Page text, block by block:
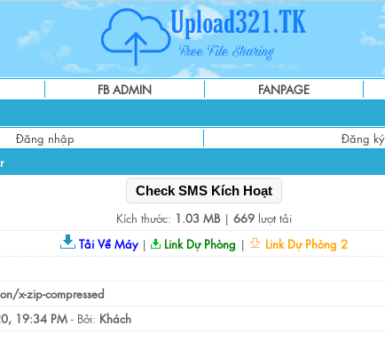
FB ADMIN FANPAGE
Đăng nhập
Đăng ký
Check SMS Kích Hoạt
Kích thước: 1.03 MB| 669 lượt tải
Tải Về Máy| Link Dự Phòng |
Link Dự Phòng 2
x-zip-compressed
19:34 PM - Bởi: Khách